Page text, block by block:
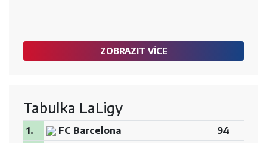
ZOBRAZIT VÍCE
Tabulka LaLigy
1. FC Barcelona
94